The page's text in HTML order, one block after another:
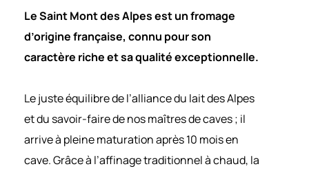
Le Saint Mont des Alpes est un fromage
d’origine française, connu pour son
caractère riche et sa qualité exceptionnelle.
Le juste équilibre de l’alliance du lait des Alpes
et du savoir-faire de nos maîtres de caves ; il
arrive à pleine maturation après 10 mois en
cave. Grâce à l’affinage traditionnel à chaud, la